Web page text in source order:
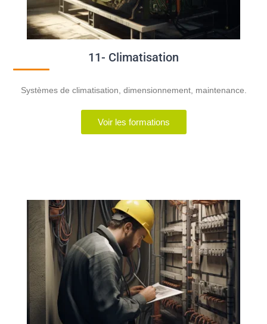
11- Climatisation
Systèmes de climatisation, dimensionnement, maintenance.
Voir les formations